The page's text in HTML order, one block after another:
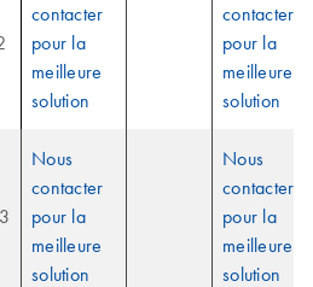
contacter
pour la
meilleure
solution
contacter
pour la
meilleure
solution
Nous
contacter
pour la
meilleure
solution
Nous
contacter
pour la
meilleure
solution